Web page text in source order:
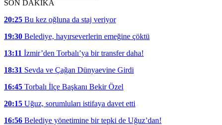
SON DAKİKA
20:25 Bu kez oğluna da staj veriyor
19:30 Belediye, hayırseverlerin emeğine çöktü
13:11 İzmir’den Torbalı’ya bir transfer daha!
18:31 Sevda ve Çağan Dünyaevine Girdi
16:45 Torbalı İlçe Başkanı Bekir Özel
20:15 Uğuz, sorumluları istifaya davet etti
16:56 Belediye yönetimine bir tepki de Uğuz’dan!